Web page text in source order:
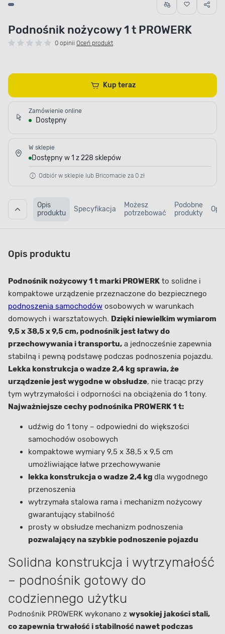
Podnośnik nożycowy 1 t PROWERK
0 opinii Oceń produkt
Kup teraz
Zamówienie online
Dostępny
W sklepie
Dostępny w 1 z 228 sklepów
Odbiór w sklepie lub Bricomacie za 0 zł
Opis
produktu
Specyfikacja
Możesz
potrzebować
Podobne
produkty
Opis produktu
Podnośnik nożycowy 1 t marki PROWERK to solidne i
kompaktowe urządzenie przeznaczone do bezpiecznego
podnoszenia samochodów osobowych w warunkach
domowych i warsztatowych. Dzięki niewielkim wymiarom
9,5 x 38,5 x 9,5 cm, podnośnik jest łatwy do
przechowywania i transportu, a jednocześnie zapewnia
stabilną i pewną podstawę podczas podnoszenia pojazdu.
Lekka konstrukcja o wadze 2,4 kg sprawia, że
urządzenie jest wygodne w obsłudze, nie tracąc przy
tym wytrzymałości i odporności na obciążenia do 1 tony.
Najważniejsze cechy podnośnika PROWERK 1 t:
udźwig do 1 tony – odpowiedni do większości
samochodów osobowych
kompaktowe wymiary 9,5 x 38,5 x 9,5 cm
umożliwiające łatwe przechowywanie
lekka konstrukcja o wadze 2,4 kg dla wygodnego
przenoszenia
wytrzymała stalowa rama i mechanizm nożycowy
gwarantujący stabilność
prosty w obsłudze mechanizm podnoszenia
pozwalający na szybkie podnoszenie pojazdu
Solidna konstrukcja i wytrzymałość
– podnośnik gotowy do
codziennego użytku
Podnośnik PROWERK wykonano z wysokiej jakości stali,
co zapewnia trwałość i stabilność nawet podczas